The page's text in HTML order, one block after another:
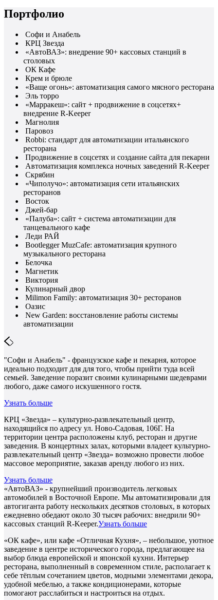
Портфолио
Софи и Анабель
КРЦ Звезда
«АвтоВАЗ»: внедрение 90+ кассовых станций в
столовых
ОК Кафе
Крем и брюле
«Ваще огонь»: автоматизация самого мясного ресторана
Эль торро
«Марракеш»: сайт + продвижение в соцсетях+
внедрение R-Keeper
Магнолия
Паровоз
Robbi: стандарт для автоматизации итальянского
ресторана
Продвижение в соцсетях и создание сайта для пекарни
Автоматизация комплекса ночных заведений R-Keeper
Скрябин
«Чиполучо»: автоматизация сети итальянских
ресторанов
Восток
Джей-бар
«Палуба»: сайт + система автоматизации для
танцевального кафе
Леди РАЙ
Bootlegger MuzCafe: автоматизация крупного
музыкального ресторана
Белочка
Магнетик
Виктория
Кулинарный двор
Milimon Family: автоматизация 30+ ресторанов
Оазис
New Garden: восстановление работы системы
автоматизации
"Софи и Анабель" - французское кафе и пекарня, которое
идеально подходит для для того, чтобы прийти туда всей
семьей. Заведение поразит своими кулинарными шедеврами
любого, даже самого искушенного гостя.
Узнать больше
КРЦ «Звезда» – культурно-развлекательный центр,
находящийся по адресу ул. Ново-Садовая, 106Г. На
территории центра расположены клуб, ресторан и другие
заведения. В концертных залах, которыми владеет культурно-
развлекательный центр «Звезда» возможно провести любое
массовое мероприятие, заказав аренду любого из них.
Узнать больше
«АвтоВАЗ» - крупнейший производитель легковых
автомобилей в Восточной Европе. Мы автоматизировали для
автогиганта работу нескольких десятков столовых, в которых
ежедневно обедают около 30 тысяч рабочих: внедрили 90+
кассовых станций R-Keeper.Узнать больше
«ОК кафе», или кафе «Отличная Кухня», – небольшое, уютное
заведение в центре исторического города, предлагающее на
выбор блюда европейской и японской кухни. Интерьер
ресторана, выполненный в современном стиле, располагает к
себе тёплым сочетанием цветов, модными элементами декора,
удобной мебелью, а также кондиционерами, которые
помогают расслабиться и настроиться на отдых.